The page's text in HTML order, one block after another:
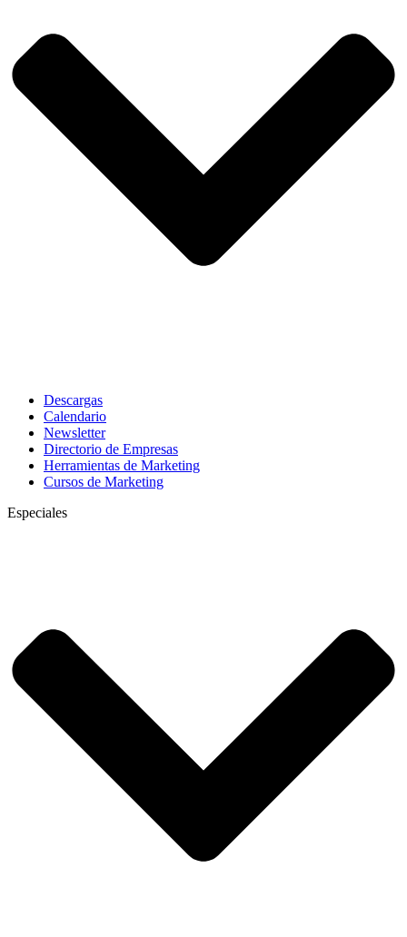
Descargas
Calendario
Newsletter
Directorio de Empresas
Herramientas de Marketing
Cursos de Marketing
Especiales